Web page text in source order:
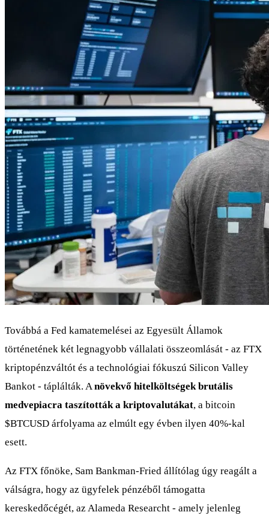
Továbbá a Fed kamatemelései az Egyesült Államok
történetének két legnagyobb vállalati összeomlását - az FTX
kriptopénzváltót és a technológiai fókuszú Silicon Valley
Bankot - táplálták. Anövekvő hitelköltségek brutális
medvepiacra taszították a kriptovalutákat, a bitcoin
$BTCUSD árfolyama az elmúlt egy évben ilyen 40%-kal
esett.
Az FTX főnöke, Sam Bankman-Fried állítólag úgy reagált a
válságra, hogy az ügyfelek pénzéből támogatta
kereskedőcégét, az Alameda Researcht - amely jelenleg